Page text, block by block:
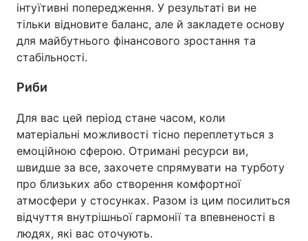
інтуїтивні попередження. У результаті ви не
тільки відновите баланс, але й закладете основу
для майбутнього фінансового зростання та
стабільності.
Риби
Для вас цей період стане часом, коли
матеріальні можливості тісно переплетуться з
емоційною сферою. Отримані ресурси ви,
швидше за все, захочете спрямувати на турботу
про близьких або створення комфортної
атмосфери у стосунках. Разом із цим посилиться
відчуття внутрішньої гармонії та впевненості в
людях, які вас оточують.